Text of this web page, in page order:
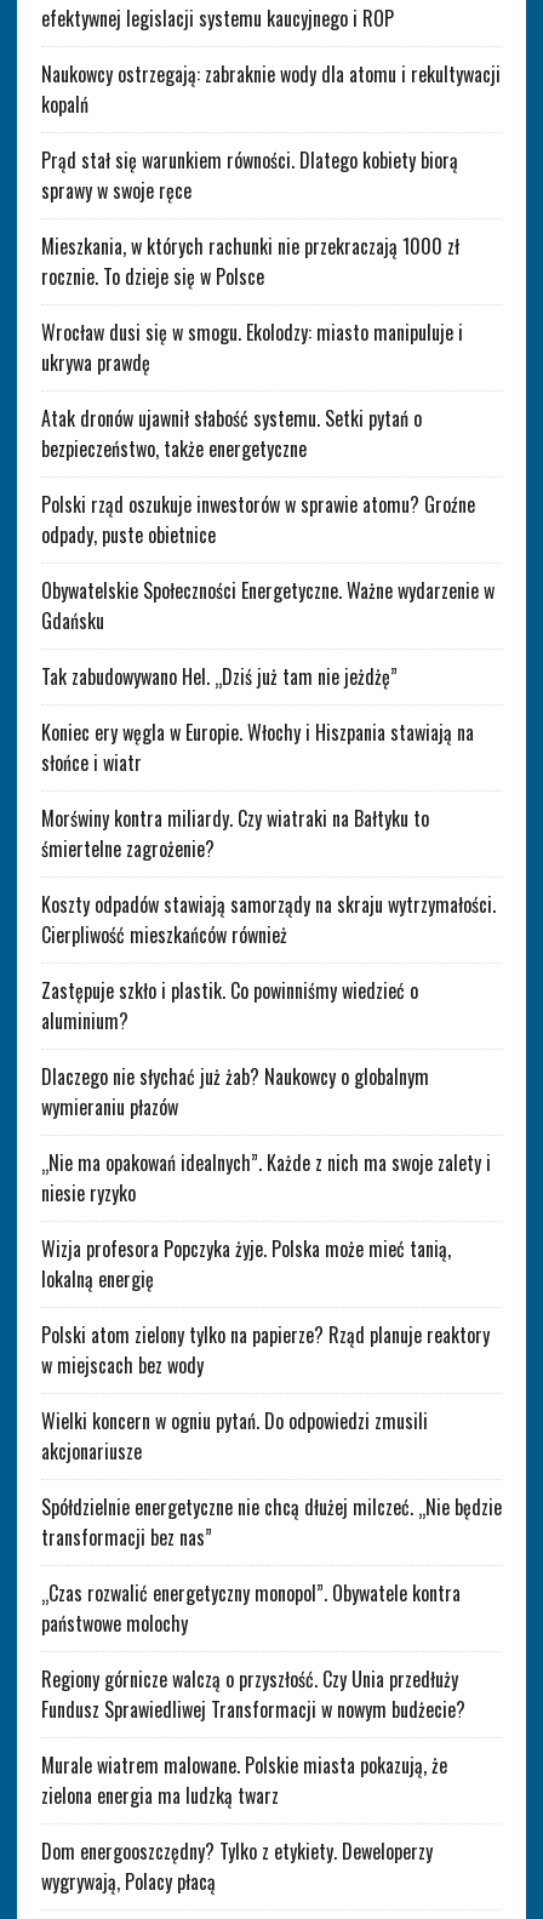
efektywnej legislacji systemu kaucyjnego i ROP
Naukowcy ostrzegają: zabraknie wody dla atomu i rekultywacji
kopalń
Prąd stał się warunkiem równości. Dlatego kobiety biorą
sprawy w swoje ręce
Mieszkania, w których rachunki nie przekraczają 1000 zł
rocznie. To dzieje się w Polsce
Wrocław dusi się w smogu. Ekolodzy: miasto manipuluje i
ukrywa prawdę
Atak dronów ujawnił słabość systemu. Setki pytań o
bezpieczeństwo, także energetyczne
Polski rząd oszukuje inwestorów w sprawie atomu? Groźne
odpady, puste obietnice
Obywatelskie Społeczności Energetyczne. Ważne wydarzenie w
Gdańsku
Tak zabudowywano Hel. „Dziś już tam nie jeżdżę”
Koniec ery węgla w Europie. Włochy i Hiszpania stawiają na
słońce i wiatr
Morświny kontra miliardy. Czy wiatraki na Bałtyku to
śmiertelne zagrożenie?
Koszty odpadów stawiają samorządy na skraju wytrzymałości.
Cierpliwość mieszkańców również
Zastępuje szkło i plastik. Co powinniśmy wiedzieć o
aluminium?
Dlaczego nie słychać już żab? Naukowcy o globalnym
wymieraniu płazów
„Nie ma opakowań idealnych”. Każde z nich ma swoje zalety i
niesie ryzyko
Wizja profesora Popczyka żyje. Polska może mieć tanią,
lokalną energię
Polski atom zielony tylko na papierze? Rząd planuje reaktory
w miejscach bez wody
Wielki koncern w ogniu pytań. Do odpowiedzi zmusili
akcjonariusze
Spółdzielnie energetyczne nie chcą dłużej milczeć. „Nie będzie
transformacji bez nas”
„Czas rozwalić energetyczny monopol”. Obywatele kontra
państwowe molochy
Regiony górnicze walczą o przyszłość. Czy Unia przedłuży
Fundusz Sprawiedliwej Transformacji w nowym budżecie?
Murale wiatrem malowane. Polskie miasta pokazują, że
zielona energia ma ludzką twarz
Dom energooszczędny? Tylko z etykiety. Deweloperzy
wygrywają, Polacy płacą